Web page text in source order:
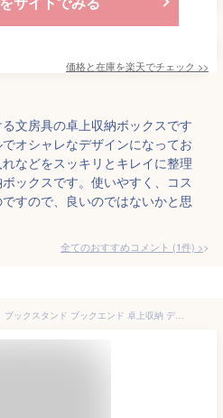
価格と在庫を楽天でチェック >>
文房具の卓上収納ボックスです
オシャレなデザインになってお
などをスッキリとキレイに整理
ックスです。使いやすく、コス
すので、良いのではないかと思
全てのおすすめコメント (1件) >
【楽天ランキング1位獲得！】ブックスタンド ブックエンド 卓上収納 デスクオーガナイザー デスク収納 卓上本棚 棚 本立て 本棚 卓上 ファイル立て 書類ホルダー 仕切りラック 書類 ペン立て ペンスタンド 小物ケース 小物入れ 小物 引き出し 事務用品整理 大容量